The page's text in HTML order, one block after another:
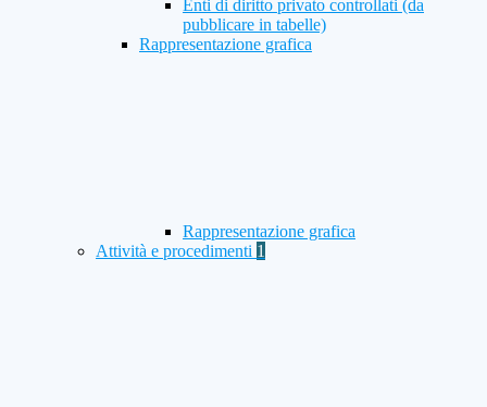
Enti di diritto privato controllati (da
pubblicare in tabelle)
Rappresentazione grafica
Rappresentazione grafica
Attività e procedimenti 1